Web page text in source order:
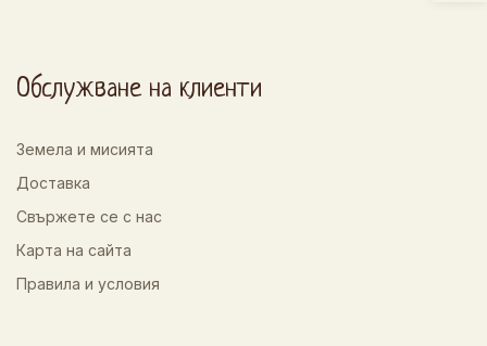
Обслужване на клиенти
Земела и мисията
Доставка
Свържете се с нас
Карта на сайта
Правила и условия